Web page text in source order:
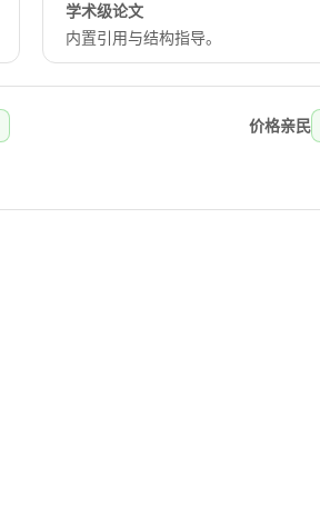
学术级论文
内置引用与结构指导。
价格亲民